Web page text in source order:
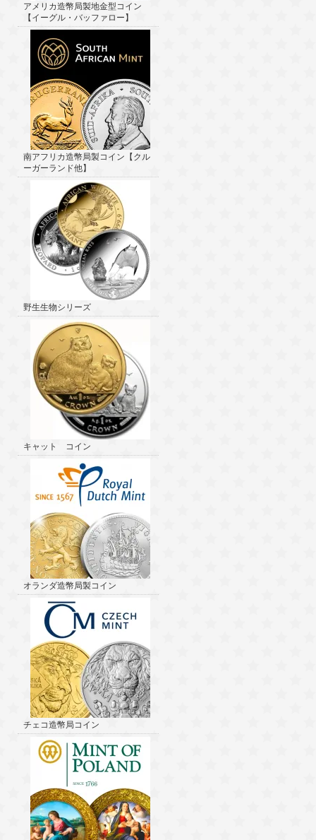
アメリカ造幣局製地金型コイン
【イーグル・バッファロー】
南アフリカ造幣局製コイン【クル
ーガーランド他】
野生生物シリーズ
キャット コイン
オランダ造幣局製コイン
チェコ造幣局コイン